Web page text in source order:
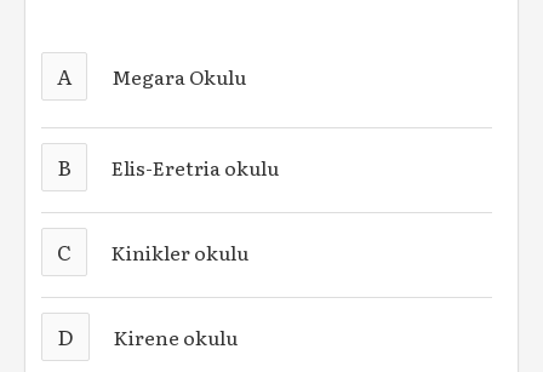
A Megara Okulu
B Elis-Eretria okulu
C Kinikler okulu
D Kirene okulu